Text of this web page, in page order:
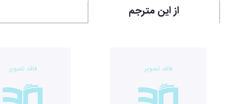
از این مترجم